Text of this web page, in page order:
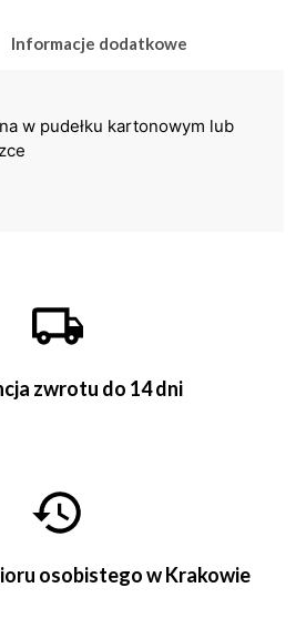
Informacje dodatkowe
w pudełku kartonowym lub
zwrotu do 14 dni
osobistego w Krakowie